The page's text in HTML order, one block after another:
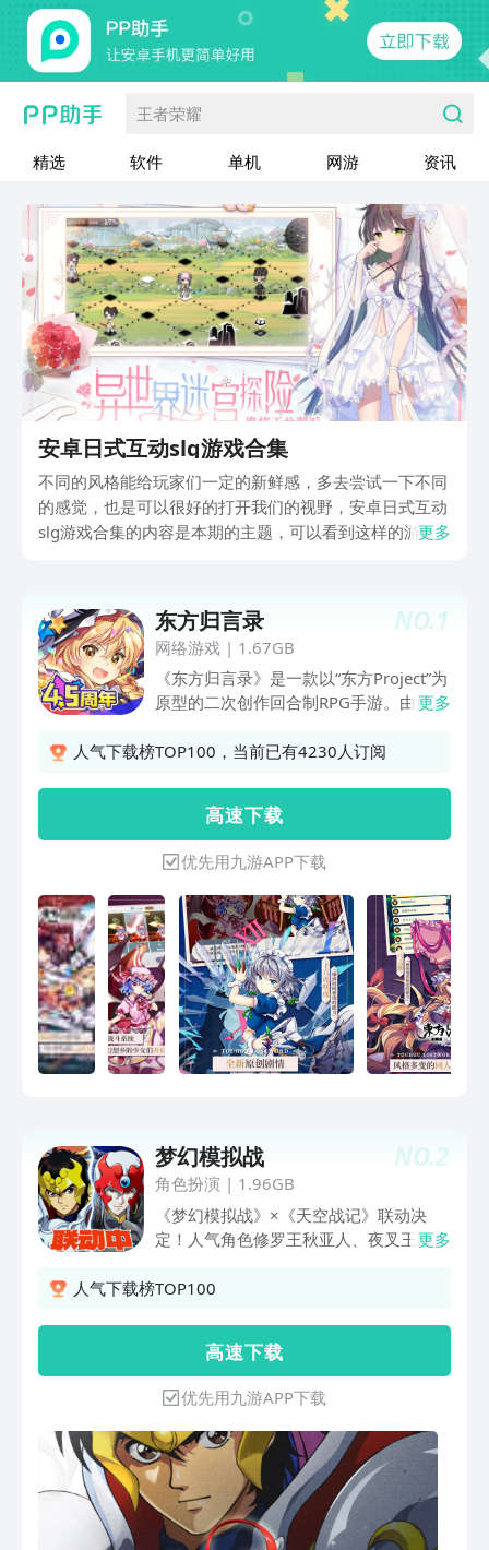
王者荣耀
精选 软件 单机 网游 资讯
安卓日式互动slg游戏合集
不同的风格能给玩家们一定的新鲜感，多去尝试一下不同
的感觉，也是可以很好的打开我们的视野，安卓日式互动
slg游戏合集的内容是本期的主题，可以看到这样的游戏
了几款精品进行介绍。
更多
NO.1
东方归言录
网络游戏| 1.67GB
《东方归言录》是一款以“东方Project”为
原型的二次创作回合制RPG手游。由日本
Company（良笑社）与擅长做RPG的
变，为了解决异变，东方Project中的角
色们将重聚一起展开冒险。除了大家熟悉
的博丽灵梦以及雾雨魔理沙，还有更多各
色各样的角色登场，与她们一起携手周游
幻想乡
更多
人气下载榜TOP100，当前已有4230人订阅
高 速 下 载
优先用九游APP下载
NO.2
梦幻模拟战
角色扮演 | 1.96GB
《梦幻模拟战》×《天空战记》联动决
定！人气角色修罗王秋亚人、夜叉王凯、
参与可得联动英雄迦楼罗王力伽！联动特
肤！限定光之回响皮肤上线，「梵天继承
者-光」、「梵天继承者-影」登场！更有
永焰锻炉、传说的门扉、安酱的重铸机活
动助力，炽焰燃魂，试炼开启！
更多
人气下载榜TOP100
高 速 下 载
优先用九游APP下载